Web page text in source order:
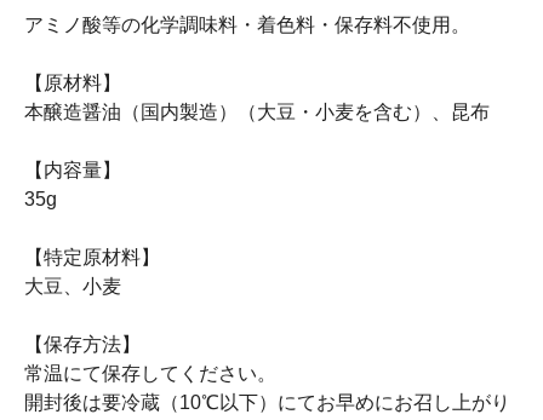
アミノ酸等の化学調味料・着色料・保存料不使用。
【原材料】
本醸造醤油（国内製造）（大豆・小麦を含む）、昆布
【内容量】
35g
【特定原材料】
大豆、小麦
【保存方法】
常温にて保存してください。
開封後は要冷蔵（10℃以下）にてお早めにお召し上がり